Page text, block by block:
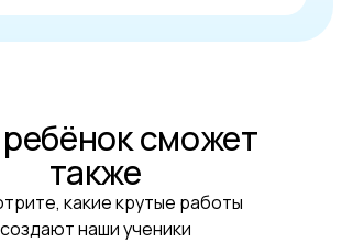
сможет
также
какие крутые работы
создают наши ученики